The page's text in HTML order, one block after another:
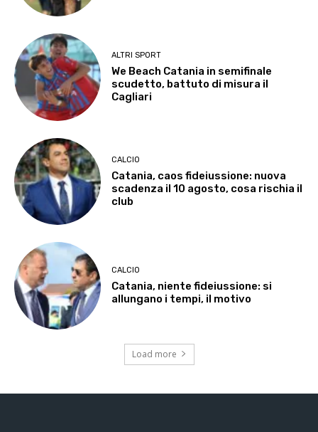
ALTRI SPORT
We Beach Catania in semifinale
scudetto, battuto di misura il
Cagliari
CALCIO
Catania, caos fideiussione: nuova
scadenza il 10 agosto, cosa rischia il
club
CALCIO
Catania, niente fideiussione: si
allungano i tempi, il motivo
Load more